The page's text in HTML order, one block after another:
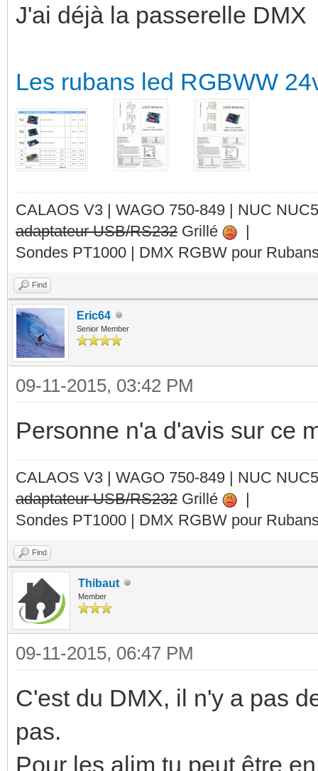
J'ai déjà la passerelle DMX
Les rubans led RGBWW
CALAOS V3 | WAGO 750-849 | NUC
adaptateur USB/RS232 Grillé
|
Sondes PT1000 | DMX RGBW pour
Find
Eric64
Senior Member
09-11-2015, 03:42 PM
Personne n'a d'avis sur ce
CALAOS V3 | WAGO 750-849 | NUC
adaptateur USB/RS232 Grillé
|
Sondes PT1000 | DMX RGBW pour
Find
Thibaut
Member
09-11-2015, 06:47 PM
C'est du DMX, il n'y a pas
pas.
Pour les alim tu peut être